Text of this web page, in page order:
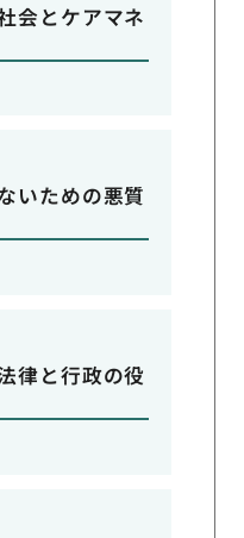
会とケアマネ
いための悪質
律と行政の役